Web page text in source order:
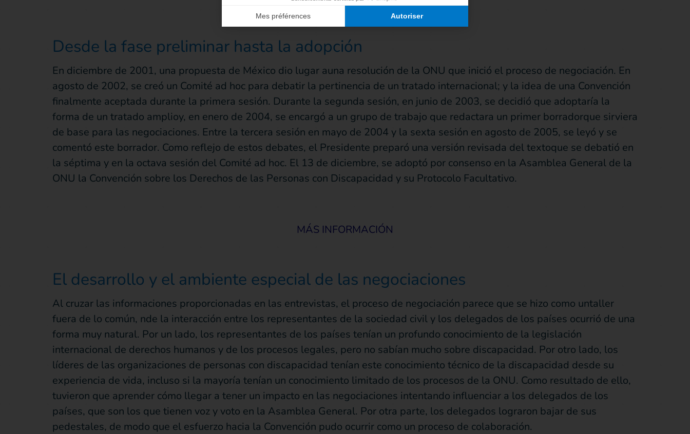
Desde la fase preliminar hasta la adopción
En diciembre de 2001, una propuesta de México dio lugar auna resolución de la ONU que inició el proceso de negociación. En
agosto de 2002, se creó un Comité ad hoc para debatir la pertinencia de un tratado internacional; y la idea de una Convención
finalmente aceptada durante la primera sesión. Durante la segunda sesión, en junio de 2003, se decidió que adoptaría la
forma de un tratado amplioy, en enero de 2004, se encargó a un grupo de trabajo que redactara un primer borradorque sirviera
de base para las negociaciones. Entre la tercera sesión en mayo de 2004 y la sexta sesión en agosto de 2005, se leyó y se
comentó este borrador. Como reflejo de estos debates, el Presidente preparó una versión revisada del textoque se debatió en
la séptima y en la octava sesión del Comité ad hoc. El 13 de diciembre, se adoptó por consenso en la Asamblea General de la
ONU la Convención sobre los Derechos de las Personas con Discapacidad y su Protocolo Facultativo.
MÁS INFORMACIÓN
El desarrollo y el ambiente especial de las negociaciones
Al cruzar las informaciones proporcionadas en las entrevistas, el proceso de negociación parece que se hizo como untaller
fuera de lo común, nde la interacción entre los representantes de la sociedad civil y los delegados de los países ocurrió de una
forma muy natural. Por un lado, los representantes de los países tenían un profundo conocimiento de la legislación
internacional de derechos humanos y de los procesos legales, pero no sabían mucho sobre discapacidad. Por otro lado, los
líderes de las organizaciones de personas con discapacidad tenían este conocimiento técnico de la discapacidad desde su
experiencia de vida, incluso si la mayoría tenían un conocimiento limitado de los procesos de la ONU. Como resultado de ello,
tuvieron que aprender cómo llegar a tener un impacto en las negociaciones intentando influenciar a los delegados de los
países, que son los que tienen voz y voto en la Asamblea General. Por otra parte, los delegados lograron bajar de sus
pedestales, de modo que el esfuerzo hacia la Convención pudo ocurrir como un proceso de colaboración.